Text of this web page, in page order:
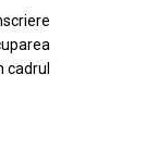
cadrul